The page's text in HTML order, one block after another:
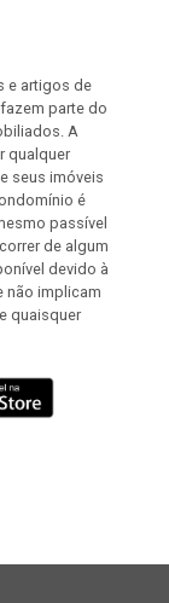
e artigos de
parte do
A
qualquer
seus imóveis
é
passível
de algum
devido à
não implicam
quaisquer